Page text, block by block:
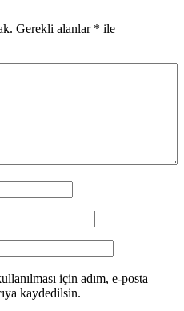
Gerekli alanlar * ile
için adım, e-posta
kaydedilsin.